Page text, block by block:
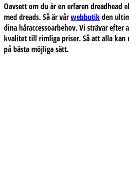
Oavsett om du är en erfaren dreadhead
med dreads. Så är vårwebbutikden
dina håraccessoarbehov. Vi strävar
kvalitet till rimliga priser. Så att alla kan
på bästa möjliga sätt.